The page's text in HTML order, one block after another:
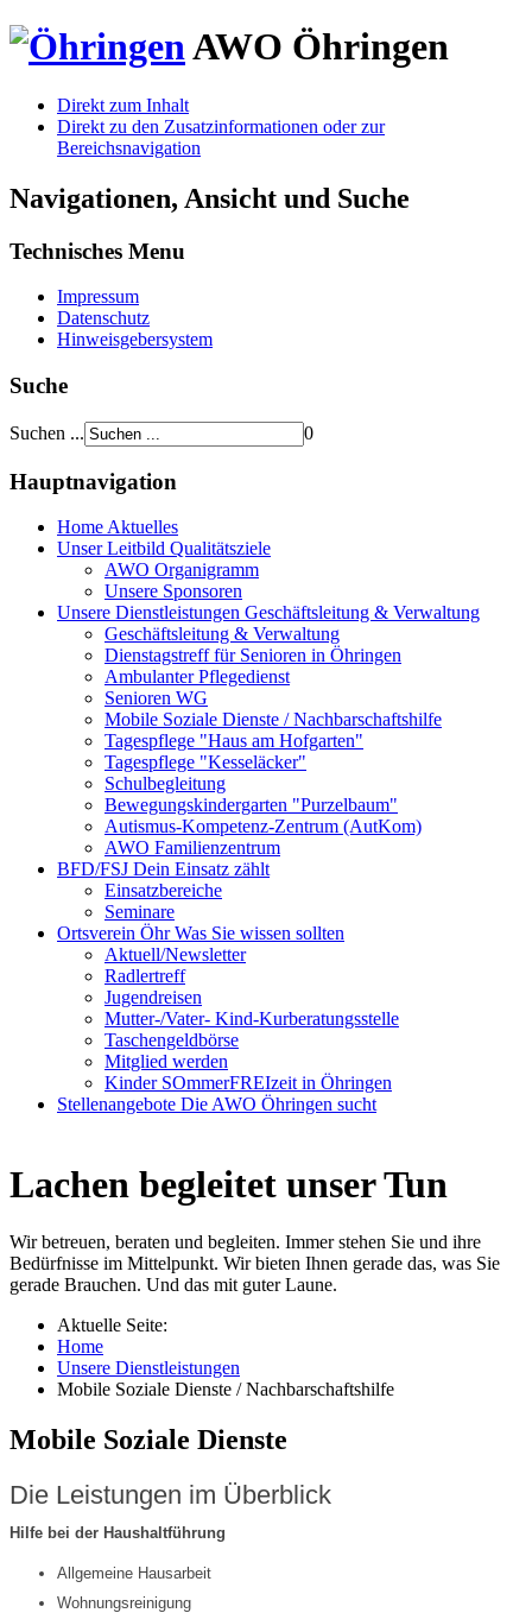
AWO Öhringen
Direkt zum Inhalt
Direkt zu den Zusatzinformationen oder zur
Bereichsnavigation
Navigationen, Ansicht und Suche
Technisches Menu
Impressum
Datenschutz
Hinweisgebersystem
Suche
Suchen ... 0
Hauptnavigation
Home Aktuelles
Unser Leitbild Qualitätsziele
AWO Organigramm
Unsere Sponsoren
Unsere Dienstleistungen Geschäftsleitung & Verwaltung
Geschäftsleitung & Verwaltung
Dienstagstreff für Senioren in Öhringen
Ambulanter Pflegedienst
Senioren WG
Mobile Soziale Dienste / Nachbarschaftshilfe
Tagespflege "Haus am Hofgarten"
Tagespflege "Kesseläcker"
Schulbegleitung
Bewegungskindergarten "Purzelbaum"
Autismus-Kompetenz-Zentrum (AutKom)
AWO Familienzentrum
BFD/FSJ Dein Einsatz zählt
Einsatzbereiche
Seminare
Ortsverein ÖhrWas Sie wissen sollten
Aktuell/Newsletter
Radlertreff
Jugendreisen
Mutter-/Vater- Kind-Kurberatungsstelle
Taschengeldbörse
Mitglied werden
Kinder SOmmerFREIzeit in Öhringen
Stellenangebote Die AWO Öhringen sucht
Lachen begleitet unser Tun
Wir betreuen, beraten und begleiten. Immer stehen Sie und ihre
Bedürfnisse im Mittelpunkt. Wir bieten Ihnen gerade das, was Sie
gerade Brauchen. Und das mit guter Laune.
Aktuelle Seite:
Home
Unsere Dienstleistungen
Mobile Soziale Dienste / Nachbarschaftshilfe
Mobile Soziale Dienste
Die Leistungen im Überblick
Hilfe bei der Haushaltführung
Allgemeine Hausarbeit
Wohnungsreinigung